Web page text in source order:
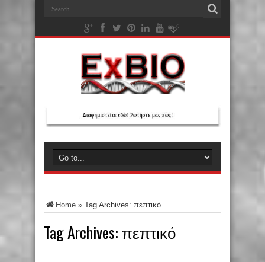
Home » Tag Archives: πεπτικό
Tag Archives: πεπτικό